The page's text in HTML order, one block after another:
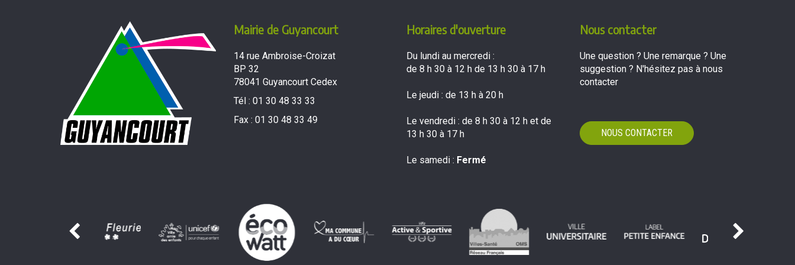
Mairie de Guyancourt
14 rue Ambroise-Croizat
BP 32
78041 Guyancourt Cedex
Tél : 01 30 48 33 33
Fax : 01 30 48 33 49
Horaires d'ouverture
Du lundi au mercredi :
de 8 h 30 à 12 h de 13 h 30 à 17 h
Le jeudi : de 13 h à 20 h
Le vendredi : de 8 h 30 à 12 h et de
13 h 30 à 17 h
Le samedi : Fermé
Nous contacter
Une question ? Une remarque ? Une
suggestion ? N'hésitez pas à nous
contacter
NOUS CONTACTER